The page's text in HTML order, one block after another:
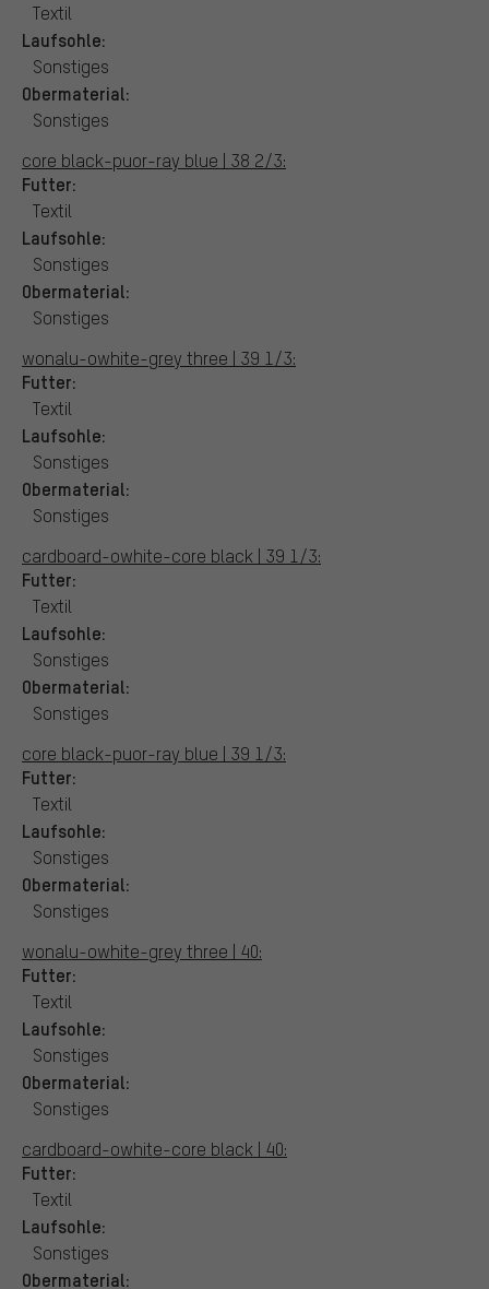
Textil
Laufsohle:
Sonstiges
Obermaterial:
Sonstiges
core black-puor-ray blue | 38 2/3:
Futter:
Textil
Laufsohle:
Sonstiges
Obermaterial:
Sonstiges
wonalu-owhite-grey three | 39 1/3:
Futter:
Textil
Laufsohle:
Sonstiges
Obermaterial:
Sonstiges
cardboard-owhite-core black | 39 1/3:
Futter:
Textil
Laufsohle:
Sonstiges
Obermaterial:
Sonstiges
core black-puor-ray blue | 39 1/3:
Futter:
Textil
Laufsohle:
Sonstiges
Obermaterial:
Sonstiges
wonalu-owhite-grey three | 40:
Futter:
Textil
Laufsohle:
Sonstiges
Obermaterial:
Sonstiges
cardboard-owhite-core black | 40:
Futter:
Textil
Laufsohle:
Sonstiges
Obermaterial: